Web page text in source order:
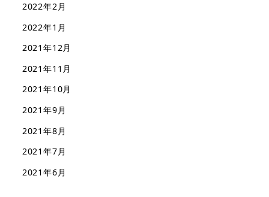
2022年2月
2022年1月
2021年12月
2021年11月
2021年10月
2021年9月
2021年8月
2021年7月
2021年6月